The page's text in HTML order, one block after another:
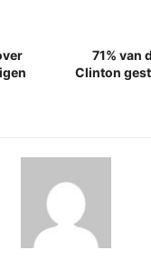
71% van
Clinton